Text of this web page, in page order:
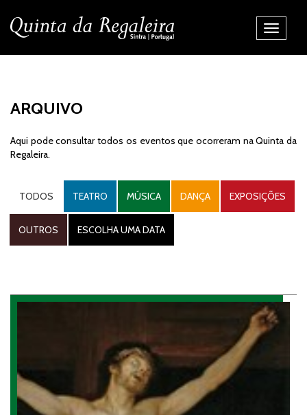
Alternar
ARQUIVO
Aqui pode consultar todos os eventos que ocorreram na Quinta da
Regaleira.
TODOS TEATRO MÚSICA DANÇA EXPOSIÇÕES
OUTROS ESCOLHA UMA DATA